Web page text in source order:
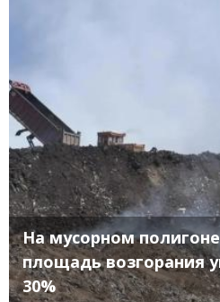
На мусорном
площадь возгорания
30%